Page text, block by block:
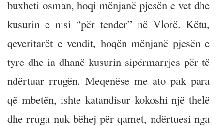
buxheti osman, hoqi mënjanë pjesën e vet dhe
kusurin e nisi “për tender” në Vlorë. Këtu,
qeveritarët e vendit, hoqën mënjanë pjesën e
tyre dhe ia dhanë kusurin sipërmarrjes për të
ndërtuar rrugën. Meqenëse me ato pak para
që mbetën, ishte katandisur kokoshi një thelë
dhe rruga nuk bëhej për qamet, ndërtuesi nga